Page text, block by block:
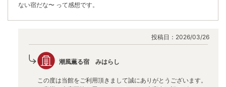
ない宿だな〜 って感想です。
投稿日： 2026/03/26
潮風薫る宿 みはらし
この度は当館をご利用頂きまして誠にありがとうございます。